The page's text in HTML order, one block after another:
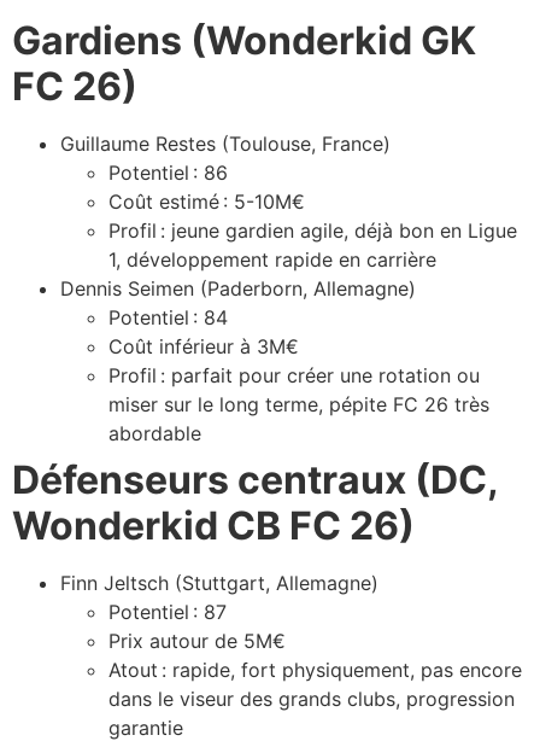
Gardiens (Wonderkid GK
FC 26)
Guillaume Restes (Toulouse, France)
Potentiel : 86
Coût estimé : 5-10M€
Profil : jeune gardien agile, déjà bon en Ligue
1, développement rapide en carrière
Dennis Seimen (Paderborn, Allemagne)
Potentiel : 84
Coût inférieur à 3M€
Profil : parfait pour créer une rotation ou
miser sur le long terme, pépite FC 26 très
abordable
Défenseurs centraux (DC,
Wonderkid CB FC 26)
Finn Jeltsch (Stuttgart, Allemagne)
Potentiel : 87
Prix autour de 5M€
Atout : rapide, fort physiquement, pas encore
dans le viseur des grands clubs, progression
garantie